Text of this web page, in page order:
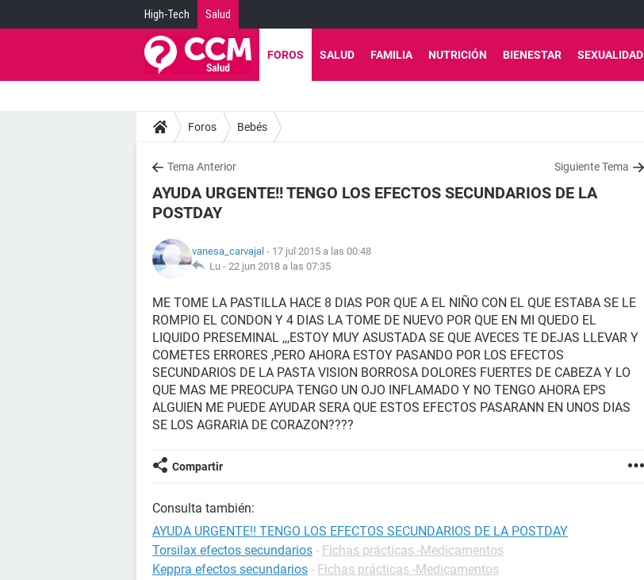
High-Tech Salud
FOROS SALUD FAMILIA NUTRICIÓN BIENESTAR SEXUALIDAD
Foros Bebés
Tema Anterior Siguiente Tema
AYUDA URGENTE!! TENGO LOS EFECTOS SECUNDARIOS DE LA
POSTDAY
vanesa_carvajal - 17 jul 2015 a las 00:48
Lu - 22 jun 2018 a las 07:35
ME TOME LA PASTILLA HACE 8 DIAS POR QUE A EL NIÑO CON EL QUE ESTABA SE LE
ROMPIO EL CONDON Y 4 DIAS LA TOME DE NUEVO POR QUE EN MI QUEDO EL
LIQUIDO PRESEMINAL ,,,ESTOY MUY ASUSTADA SE QUE AVECES TE DEJAS LLEVAR Y
COMETES ERRORES ,PERO AHORA ESTOY PASANDO POR LOS EFECTOS
SECUNDARIOS DE LA PASTA VISION BORROSA DOLORES FUERTES DE CABEZA Y LO
QUE MAS ME PREOCUPA TENGO UN OJO INFLAMADO Y NO TENGO AHORA EPS
ALGUIEN ME PUEDE AYUDAR SERA QUE ESTOS EFECTOS PASARANN EN UNOS DIAS
SE LOS AGRARIA DE CORAZON????
Compartir
Consulta también:
AYUDA URGENTE!! TENGO LOS EFECTOS SECUNDARIOS DE LA POSTDAY
Torsilax efectos secundarios - Fichas prácticas -Medicamentos
Keppra efectos secundarios - Fichas prácticas -Medicamentos